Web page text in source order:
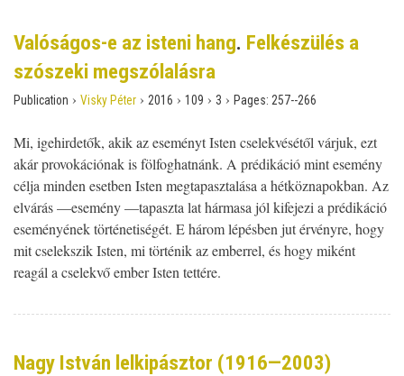
Valóságos-e az isteni hang. Felkészülés a
szószeki megszólalásra
Publication › Visky Péter › 2016 › 109 › 3 › Pages: 257--266
Mi, igehirdetők, akik az eseményt Isten cselekvésétől várjuk, ezt
akár provokációnak is fölfoghatnánk. A prédikáció mint esemény
célja minden esetben Isten megtapasztalása a hétköznapokban. Az
elvárás —esemény —tapaszta­ lat hármasa jól kifejezi a prédikáció
eseményének történetiségét. E három lépésben jut érvényre, hogy
mit cselekszik Isten, mi történik az emberrel, és hogy miként
reagál a cselekvő ember Isten tettére.
Nagy István lelkipásztor (1916—2003)